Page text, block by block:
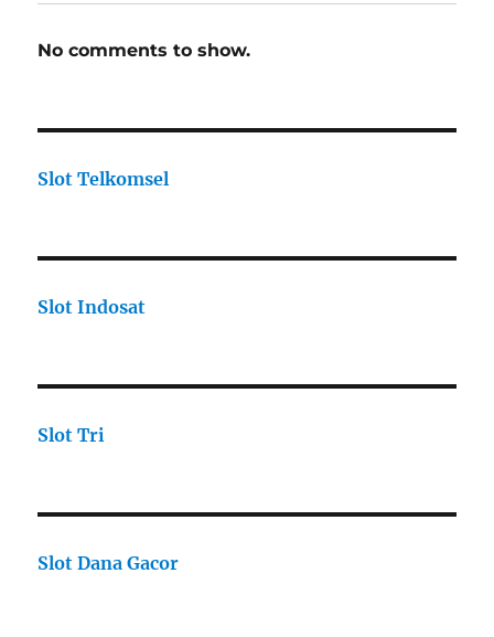
No comments to show.
Slot Telkomsel
Slot Indosat
Slot Tri
Slot Dana Gacor